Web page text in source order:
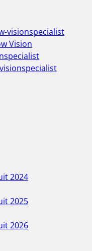
visionspecialist
Vision
2024
2025
2026